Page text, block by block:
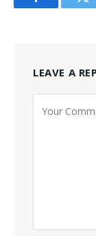
Facebook
LEAVE A